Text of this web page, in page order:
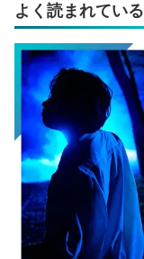
よく読まれてい